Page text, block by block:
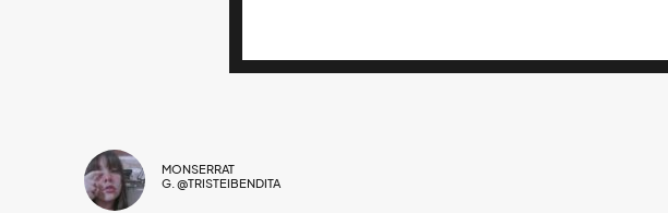
MONSERRAT
G. @TRISTEIBENDITA